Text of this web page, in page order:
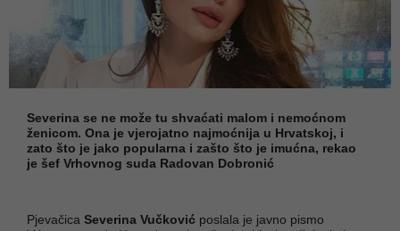
Severina se ne može tu shvaćati malom i nemoćnom
ženicom. Ona je vjerojatno najmoćnija u Hrvatskoj, i
zato što je jako popularna i zašto što je imućna, rekao
je šef Vrhovnog suda Radovan Dobronić
Pjevačica Severina Vučković poslala je javno pismo